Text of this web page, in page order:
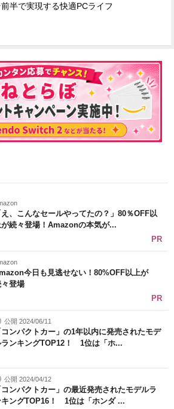
前半で実現する快適PCライフ
え、こんなセールやってたの？」80％OFF以
が続々登場！Amazonの本気が...
PR
今日も見逃せない！80%OFF以上が
々登場
PR
公開 2024/06/11
コンパクトカー」の1年以内に発売されたモデ
ランキングTOP12！ 1位は「ホ...
公開 2024/04/12
コンパクトカー」の最近発売されたモデルラ
キングTOP16！ 1位は「ホンダ ...